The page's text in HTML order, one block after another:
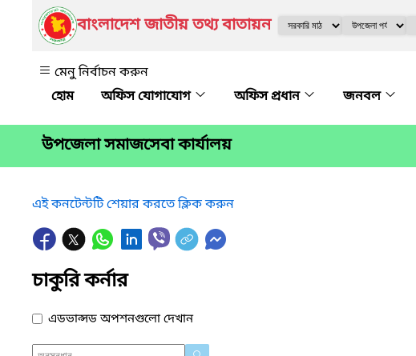
বাংলাদেশ জাতীয় তথ্য বাতায়ন
মেনু নির্বাচন করুন
অফিস যোগাযোগ
অফিস প্রধান জনবল
উপজেলা সমাজসেবা কার্যালয়
এই কনটেন্টটি শেয়ার করতে ক্লিক করুন
চাকুরি কর্নার
এডভান্সড অপশনগুলো দেখান